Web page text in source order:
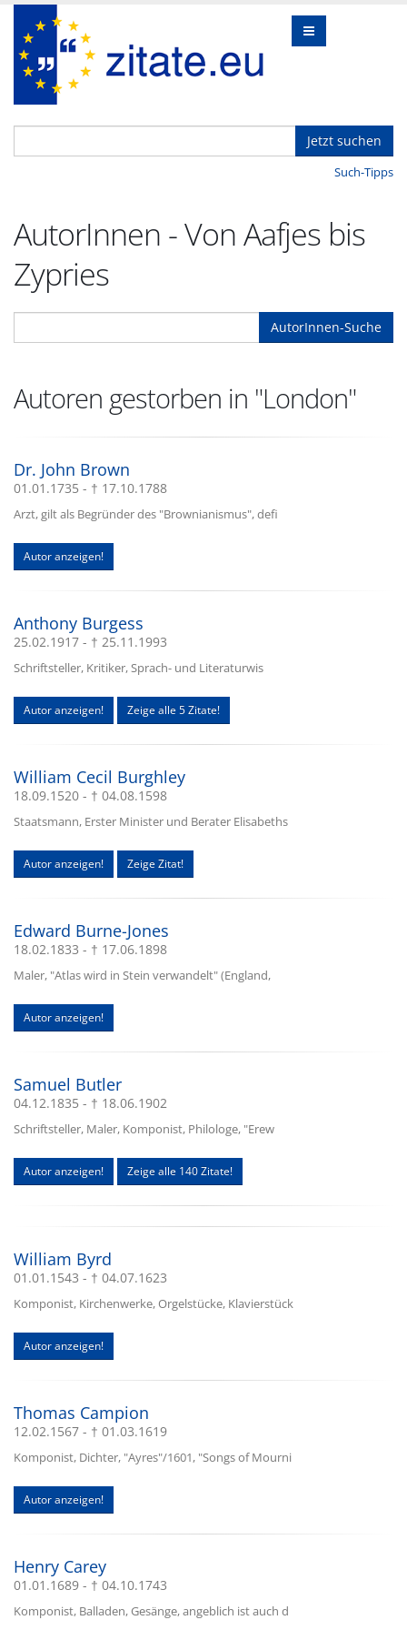
Jetzt suchen
Such-Tipps
AutorInnen - Von Aafjes bis
Zypries
AutorInnen-Suche
Autoren gestorben in "London"
Dr. John Brown
01.01.1735 - † 17.10.1788
Arzt, gilt als Begründer des "Brownianismus", defi
Autor anzeigen!
Anthony Burgess
25.02.1917 - † 25.11.1993
Schriftsteller, Kritiker, Sprach- und Literaturwis
Autor anzeigen! Zeige alle 5 Zitate!
William Cecil Burghley
18.09.1520 - † 04.08.1598
Staatsmann, Erster Minister und Berater Elisabeths
Autor anzeigen! Zeige Zitat!
Edward Burne-Jones
18.02.1833 - † 17.06.1898
Maler, "Atlas wird in Stein verwandelt" (England,
Autor anzeigen!
Samuel Butler
04.12.1835 - † 18.06.1902
Schriftsteller, Maler, Komponist, Philologe, "Erew
Autor anzeigen! Zeige alle 140 Zitate!
William Byrd
01.01.1543 - † 04.07.1623
Komponist, Kirchenwerke, Orgelstücke, Klavierstück
Autor anzeigen!
Thomas Campion
12.02.1567 - † 01.03.1619
Komponist, Dichter, "Ayres"/1601, "Songs of Mourni
Autor anzeigen!
Henry Carey
01.01.1689 - † 04.10.1743
Komponist, Balladen, Gesänge, angeblich ist auch d